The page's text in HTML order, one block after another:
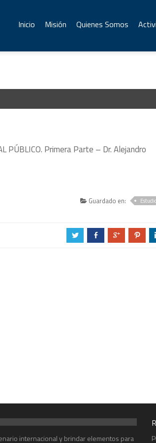
Inicio Misión Quienes Somos
PÚBLICO. Primera Parte – Dr. Alejandro
Guardado en:
a b c d
internacional y brindar elementos para